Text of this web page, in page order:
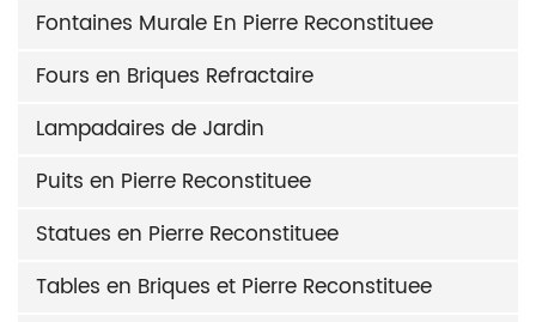
Fontaines Murale En Pierre Reconstituee
Fours en Briques Refractaire
Lampadaires de Jardin
Puits en Pierre Reconstituee
Statues en Pierre Reconstituee
Tables en Briques et Pierre Reconstituee